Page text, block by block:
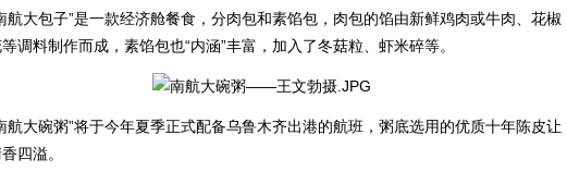
大包子”是一款经济舱餐食，分肉包和素馅包，肉包的馅由新鲜鸡肉或牛肉、花椒
调料制作而成，素馅包也“内涵”丰富，加入了冬菇粒、虾米碎等。
大碗粥”将于今年夏季正式配备乌鲁木齐出港的航班，粥底选用的优质十年陈皮让
四溢。